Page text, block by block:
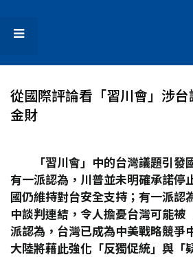
從國際評論看「習川會」涉
金財
「習川會」中的台灣議題引發
有一派認為，川普並未明確承諾停
國仍維持對台安全支持；有一派認
中談判連結，令人擔憂台灣可能被
派認為，台灣已成為中美戰略競爭
大陸將藉此強化「反獨促統」與「